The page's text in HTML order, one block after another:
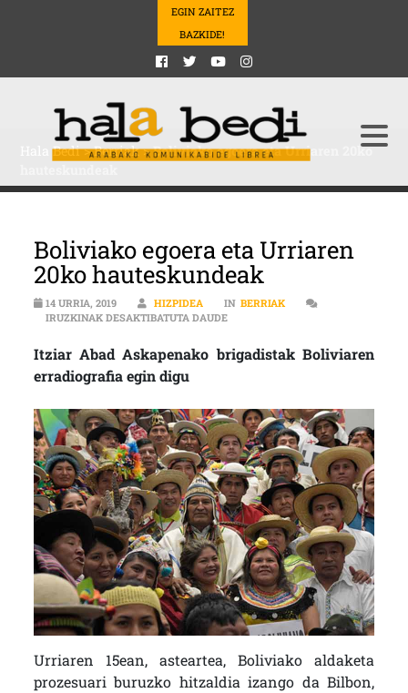
EGIN ZAITEZ
BAZKIDE!
Hala Bedi>Berriak>Boliviako egoera eta Urriaren 20ko
Boliviako egoera eta Urriaren
20ko hauteskundeak
14 URRIA, 2019 HIZPIDEA IN BERRIAK
IRUZKINAK DESAKTIBATUTA DAUDEBOLIVIAKO EGOERA ETA
Itziar Abad Askapenako brigadistak Boliviaren
erradiografia egin digu
Urriaren 15ean, asteartea, Boliviako aldaketa
prozesuari buruzko hitzaldia izango da Bilbon,